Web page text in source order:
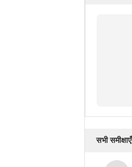
सभी समीक्षाएँ